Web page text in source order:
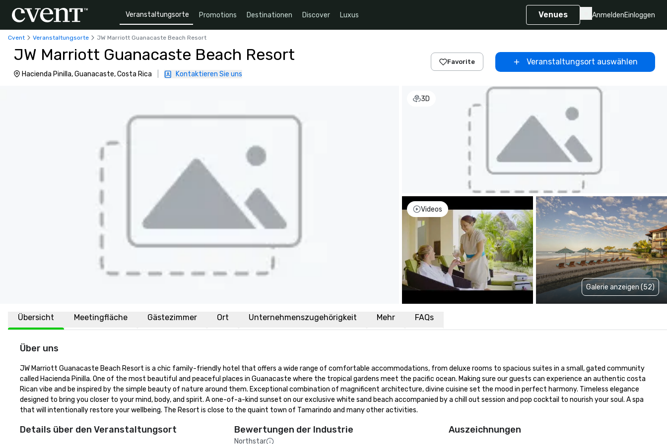
Veranstaltungsorte Promotions Destinationen Discover Luxus Venues AnmeldenEinloggen
Cvent Veranstaltungsorte JW Marriott Guanacaste Beach Resort
JW Marriott Guanacaste Beach Resort
Hacienda Pinilla, Guanacaste, Costa Rica Kontaktieren Sie uns
Favorite Veranstaltungsort auswählen
3D
Videos
Galerie anzeigen (52)
Übersicht Meetingfläche Gästezimmer Ort Unternehmenszugehörigkeit Mehr FAQs
Über uns
JW Marriott Guanacaste Beach Resort is a chic family-friendly hotel that offers a wide range of comfortable accommodations, from deluxe rooms to spacious suites in a small, gated community
called Hacienda Pinilla. One of the most beautiful and peaceful places in Guanacaste where the tropical gardens meet the pacific ocean. Making sure our guests can experience an authentic costa
Rican vibe and be inspired by the simple beauty of nature around them. Exceptional combination of magnificent architecture, divine cuisine set the mood in perfect harmony. Timeless elegance
designed to bring you closer to your mind, body, and spirit. A one-of-a-kind sunset on our exclusive white sand beach accompanied by a chill out session and pop cocktail to nourish your soul. A spa
that will intentionally restore your wellbeing. The Resort is close to the quaint town of Tamarindo and many other activities.
Details über den Veranstaltungsort Bewertungen der Industrie
Northstar
Auszeichnungen